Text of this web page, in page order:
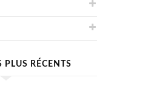
PLUS RÉCENTS